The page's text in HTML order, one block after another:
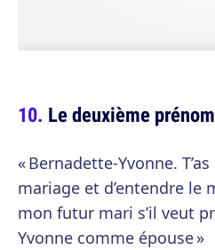
Le deuxième
« Bernadette-Yvonne.
mariage et d’entendre le
mon futur mari s’il veut
Yvonne comme épouse »